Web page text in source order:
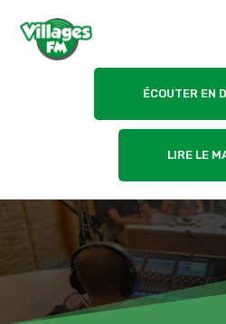
ÉCOUTER EN
LIRE LE